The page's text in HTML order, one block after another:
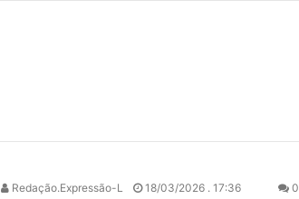
Redação.Expressão-L 18/03/2026 . 17:36 0